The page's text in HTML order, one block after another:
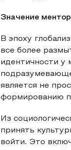
Значение
В эпоху
все более
идентичности у
является не
формированию
Из
принять
войти. Это